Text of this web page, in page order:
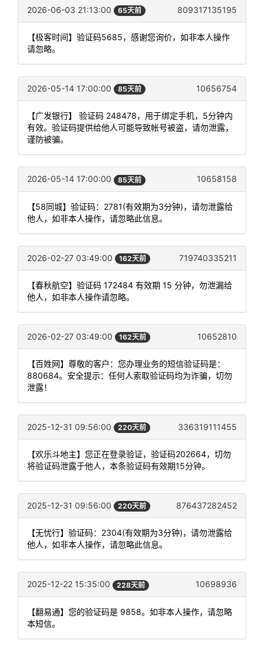
2026-06-03 21:13:00 65天前 809317135195
【极客时间】验证码5685，感谢您询价，如非本人操作
请忽略。
2026-05-14 17:00:00 85天前 10656754
【广发银行】 验证码 248478，用于绑定手机，5分钟内
有效。验证码提供给他人可能导致帐号被盗，请勿泄露，
谨防被骗。
2026-05-14 17:00:00 85天前 10658158
【58同城】验证码：2781(有效期为3分钟)，请勿泄露给
他人，如非本人操作，请忽略此信息。
2026-02-27 03:49:00 162天前 719740335211
【春秋航空】验证码 172484 有效期 15 分钟，勿泄漏给
他人，如非本人操作请忽略。
2026-02-27 03:49:00 162天前 10652810
【百姓网】尊敬的客户：您办理业务的短信验证码是：
880684。安全提示：任何人索取验证码均为诈骗，切勿
泄露！
2025-12-31 09:56:00 220天前 336319111455
【欢乐斗地主】您正在登录验证，验证码202664，切勿
将验证码泄露于他人，本条验证码有效期15分钟。
2025-12-31 09:56:00 220天前 876437282452
【无忧行】验证码：2304(有效期为3分钟)，请勿泄露给
他人，如非本人操作，请忽略此信息。
2025-12-22 15:35:00 228天前 10698936
【翻易通】您的验证码是 9858。如非本人操作，请忽略
本短信。